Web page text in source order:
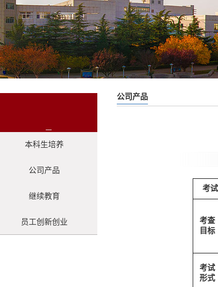
本科生培养
公司产品
继续教育
员工创新创业
公司产品
考
考查
目标
考试
形式